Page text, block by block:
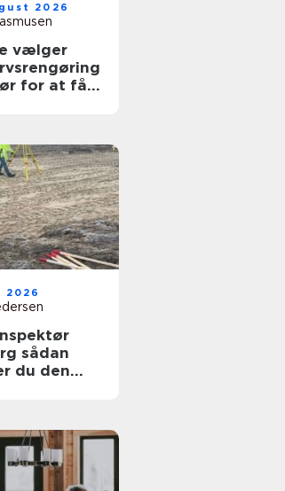
2026
vælger
for at få
2026
du den